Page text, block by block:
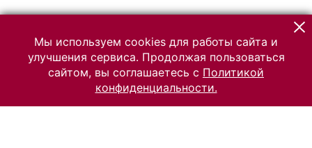
Мы используем cookies для работы сайта и
улучшения сервиса. Продолжая пользоваться
сайтом, вы соглашаетесь с Политикой
конфиденциальности.